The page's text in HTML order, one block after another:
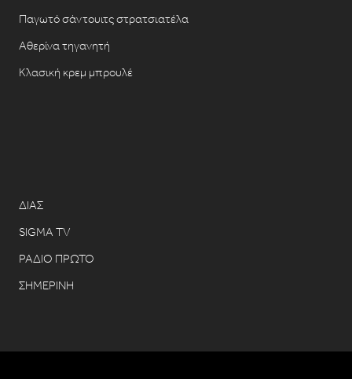
Παγωτό σάντουιτς στρατσιατέλα
Αθερίνα τηγανητή
Κλασική κρεμ μπρουλέ
ΔΙΑΣ
SIGMA TV
ΡΑΔΙΟ ΠΡΩΤΟ
ΣΗΜΕΡΙΝΗ